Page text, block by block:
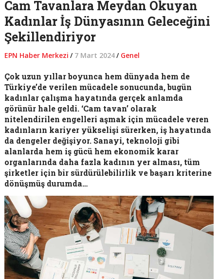
Cam Tavanlara Meydan Okuyan
Kadınlar İş Dünyasının Geleceğini
Şekillendiriyor
EPN Haber Merkezi / 7 Mart 2024/ Genel
Çok uzun yıllar boyunca hem dünyada hem de
Türkiye’de verilen mücadele sonucunda, bugün
kadınlar çalışma hayatında gerçek anlamda
görünür hale geldi. ‘Cam tavan’ olarak
nitelendirilen engelleri aşmak için mücadele veren
kadınların kariyer yükselişi sürerken, iş hayatında
da dengeler değişiyor. Sanayi, teknoloji gibi
alanlarda hem iş gücü hem ekonomik karar
organlarında daha fazla kadının yer alması, tüm
şirketler için bir sürdürülebilirlik ve başarı kriterine
dönüşmüş durumda…